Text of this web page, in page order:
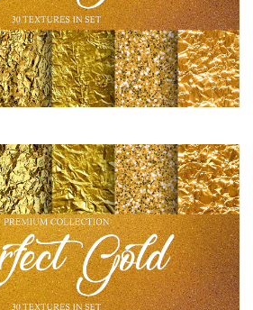
Please select